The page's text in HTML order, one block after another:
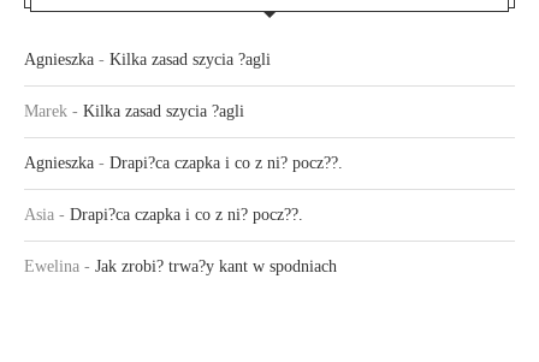
Agnieszka - Kilka zasad szycia ?agli
Marek - Kilka zasad szycia ?agli
Agnieszka - Drapi?ca czapka i co z ni? pocz??.
Asia - Drapi?ca czapka i co z ni? pocz??.
Ewelina - Jak zrobi? trwa?y kant w spodniach